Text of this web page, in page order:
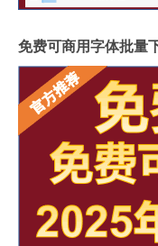
免费可商用字体批量